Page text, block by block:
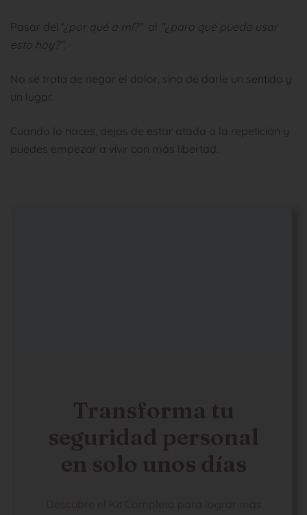
Pasar del “¿por qué a mí?”al
“¿para qué puedo usar
esto hoy?”.
No se trata de negar el dolor, sino de darle un sentido y
un lugar.
Cuando lo haces, dejas de estar atada a la repetición y
puedes empezar a vivir con más libertad.
Transforma tu
seguridad personal
en solo unos días